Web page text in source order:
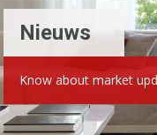
Nieuws
Know about market